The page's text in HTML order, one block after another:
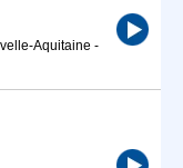
Aquitaine -